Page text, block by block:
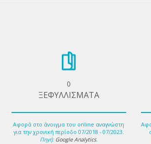
0
ΞΕΦΥΛΛΙΣΜΑΤΑ
Αφορά στο άνοιγμα του online αναγνώστη
για την χρονική περίοδο 07/2018 - 07/2023.
Πηγή: Google Analytics.